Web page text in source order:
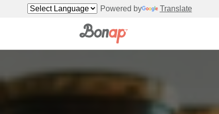
Powered by Translate